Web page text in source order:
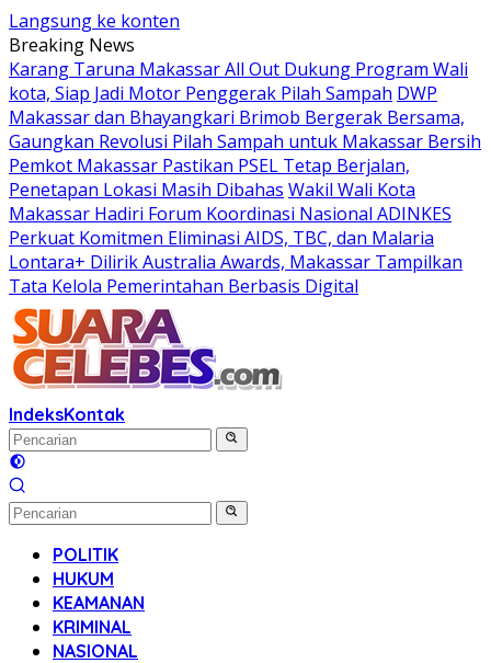
Langsung ke konten
Breaking News
Karang Taruna Makassar All Out Dukung Program Wali
kota, Siap Jadi Motor Penggerak Pilah Sampah DWP
Makassar dan Bhayangkari Brimob Bergerak Bersama,
Gaungkan Revolusi Pilah Sampah untuk Makassar Bersih
Pemkot Makassar Pastikan PSEL Tetap Berjalan,
Penetapan Lokasi Masih Dibahas Wakil Wali Kota
Makassar Hadiri Forum Koordinasi Nasional ADINKES
Perkuat Komitmen Eliminasi AIDS, TBC, dan Malaria
Lontara+ Dilirik Australia Awards, Makassar Tampilkan
Tata Kelola Pemerintahan Berbasis Digital
IndeksKontak
POLITIK
HUKUM
KEAMANAN
KRIMINAL
NASIONAL